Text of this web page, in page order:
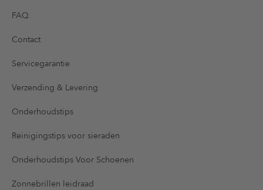
FAQ
Contact
Servicegarantie
Verzending & Levering
Onderhoudstips
Reinigingstips voor sieraden
Onderhoudstips Voor Schoenen
Zonnebrillen leidraad